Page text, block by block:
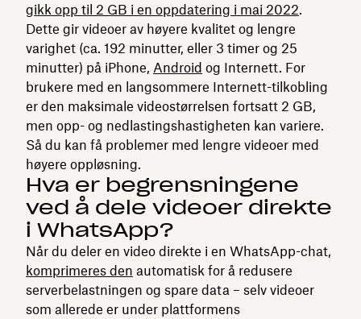
gikk opp til 2 GB i en oppdatering i mai 2022.
Dette gir videoer av høyere kvalitet og lengre
varighet (ca. 192 minutter, eller 3 timer og 25
minutter) på iPhone, Android og Internett. For
brukere med en langsommere Internett-tilkobling
er den maksimale videostørrelsen fortsatt 2 GB,
men opp- og nedlastingshastigheten kan variere.
Så du kan få problemer med lengre videoer med
høyere oppløsning.
Hva er begrensningene
ved å dele videoer direkte
i WhatsApp?
Når du deler en video direkte i en WhatsApp-chat,
komprimeres den automatisk for å redusere
serverbelastningen og spare data – selv videoer
som allerede er under plattformens